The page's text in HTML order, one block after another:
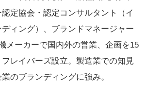
定協会・認定コンサルタント（イ
ィング）、ブランドマネージャー
メーカーで国内外の営業、企画を15
レイバーズ設立。製造業での知見
のブランディングに強み。